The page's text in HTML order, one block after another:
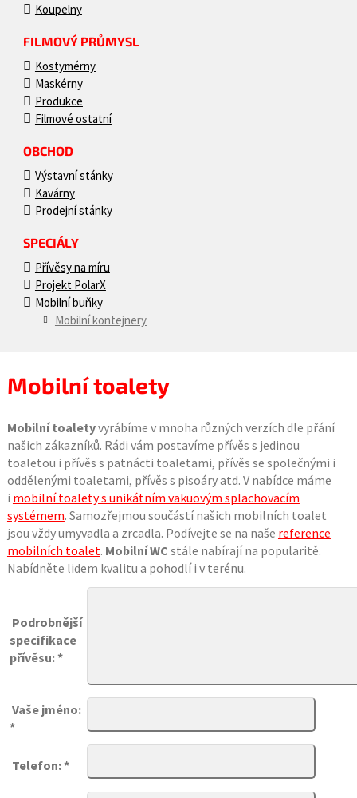
Koupelny
FILMOVÝ PRŮMYSL
Kostymérny
Maskérny
Produkce
Filmové ostatní
OBCHOD
Výstavní stánky
Kavárny
Prodejní stánky
SPECIÁLY
Přívěsy na míru
Projekt PolarX
Mobilní buňky
Mobilní kontejnery
Mobilní toalety
Mobilní toaletyvyrábíme v mnoha různých verzích dle přání
našich zákazníků. Rádi vám postavíme přívěs s jedinou
toaletou i přívěs s patnácti toaletami, přívěs se společnými i
oddělenými toaletami, přívěs s pisoáry atd. V nabídce máme
i mobilní toalety s unikátním vakuovým splachovacím
systémem. Samozřejmou součástí našich mobilních toalet
jsou vždy umyvadla a zrcadla. Podívejte se na naše reference
mobilních toalet. Mobilní WC stále nabírají na popularitě.
Nabídněte lidem kvalitu a pohodlí i v terénu.
Podrobnější
specifikace
přívěsu: *
Vaše jméno:
*
Telefon: *